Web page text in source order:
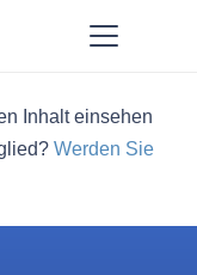
Inhalt einsehen
Werden Sie